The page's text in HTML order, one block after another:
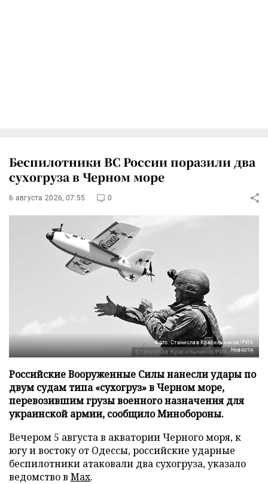
Беспилотники ВС России поразили два
сухогруза в Черном море
6 августа 2026, 07:55 0
Фото: Станислав Красильников/РИА
Новости
Российские Вооруженные Силы нанесли удары по
двум судам типа «сухогруз» в Черном море,
перевозившим грузы военного назначения для
украинской армии, сообщило Минобороны.
Вечером 5 августа в акватории Черного моря, к
югу и востоку от Одессы, российские ударные
беспилотники атаковали два сухогруза, указало
ведомство в Max.